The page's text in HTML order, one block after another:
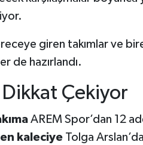
giren takımlar ve
de hazırlandı.
Çekiyor
AREM Spor’dan 12
kaleciyeTolga